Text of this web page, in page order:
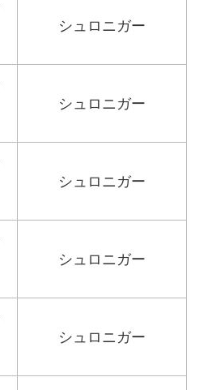
シュロニガー
シュロニガー
シュロニガー
シュロニガー
シュロニガー